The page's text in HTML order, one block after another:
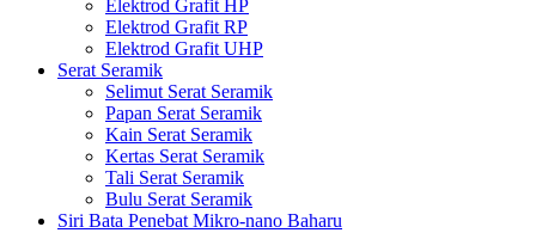
Elektrod Grafit HP
Elektrod Grafit RP
Elektrod Grafit UHP
Serat Seramik
Selimut Serat Seramik
Papan Serat Seramik
Kain Serat Seramik
Kertas Serat Seramik
Tali Serat Seramik
Bulu Serat Seramik
Siri Bata Penebat Mikro-nano Baharu